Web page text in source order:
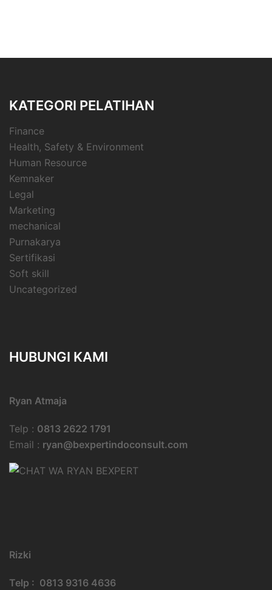
KATEGORI PELATIHAN
Finance
Health, Safety & Environment
Human Resource
Kemnaker
Legal
Marketing
mechanical
Purnakarya
Sertifikasi
Soft skill
Uncategorized
HUBUNGI KAMI
Ryan Atmaja
Telp : 0813 2622 1791
Email : ryan@bexpertindoconsult.com
Rizki
Telp : 0813 9316 4636